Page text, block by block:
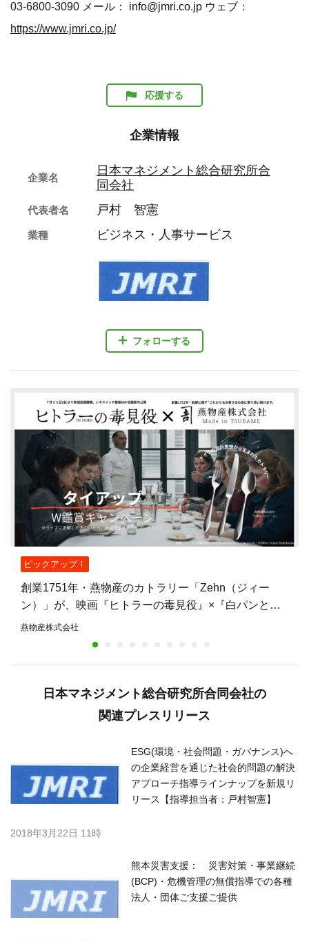
03-6800-3090 メール： info@jmri.co.jp ウェブ：
https://www.jmri.co.jp/
応援する
企業情報
フォローする
企業名
日本マネジメント総合研究所合
同会社
代表者名 戸村 智憲
業種 ビジネス・人事サービス
ピックアップ！
創業1751年・燕物産のカトラリー「Zehn（ジィー
ン）」が、映画『ヒトラーの毒見役』×『白パンと独
裁者』W鑑賞キャンペーンの賞品に——燕物産初の映
燕物産株式会社
日本マネジメント総合研究所合同会社の
関連プレスリリース
ESG(環境・社会問題・ガバナンス)へ
の企業経営を通じた社会的問題の解決
アプローチ指導ラインナップを新規リ
リース【指導担当者：戸村智憲】
2018年3月22日 11時
熊本災害支援： 災害対策・事業継続
(BCP)・危機管理の無償指導での各種
法人・団体ご支援ご提供